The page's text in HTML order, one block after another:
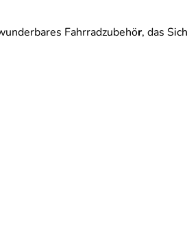
Fahrradzubehör, das